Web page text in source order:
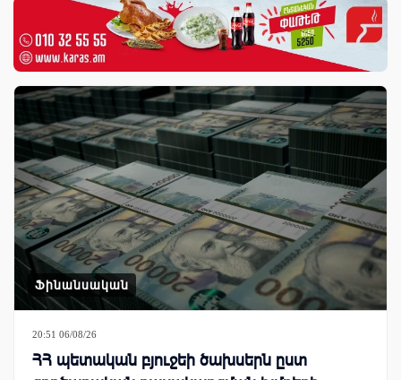
Ֆինանսական
20:51 06/08/26
ՀՀ պետական բյուջեի ծախսերն ըստ